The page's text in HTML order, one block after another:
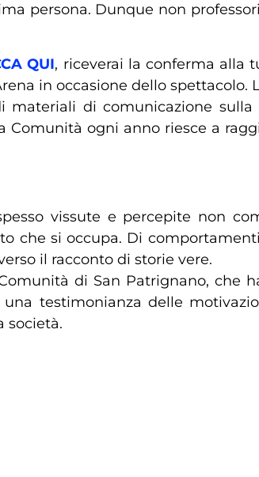
persona. Dunque non
QUI, riceverai la conferma alla
in occasione dello spettacolo.
di comunicazione sulla
Comunità ogni anno riesce a
vissute e percepite non
che si occupa. Di
il racconto di storie vere.
di San Patrignano, che
testimonianza delle
società.